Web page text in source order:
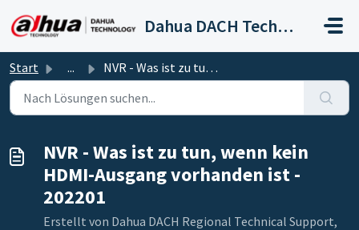
Dahua DACH Technical Support
Start ... NVR - Was ist zu tun, wenn kein HDMI-Ausgang vorhanden is...
NVR - Was ist zu tun, wenn kein
HDMI-Ausgang vorhanden ist -
202201
Erstellt von Dahua DACH Regional Technical Support,